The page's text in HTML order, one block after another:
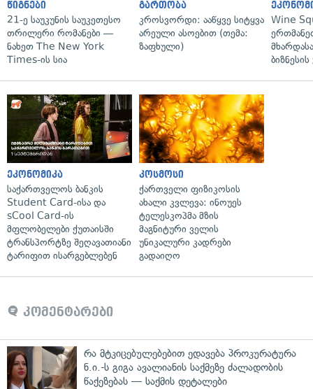
წიგნები
21-ე საუკუნის საუკეთესო
თრილერი რომანები —
ნახეთ The New York
Times-ის სია
გართობა
კროსვორდი: ააწყვე სიტყვა
არეული ასოებით (თემა:
ზაფხული)
Wine
ეკონომიკა
საქართველოს ბანკის
Student Card-ისა და
sCool Card-ის
მფლობელები ქუთაისში
ტრანსპორტზე შეღავათიანი
ტარიფით ისარგებლებენ
კოსმოსი
ქართველი ფიზიკოსის
ახალი კვლევა: ინოუეს
ტელესკოპმა მზის
მაგნიტური ველის
უნიკალური კადრები
გადაიღო
კომენტარები
რა მტკიცებულებებით ედავება პროკურატურა
ნ.ი.-ს გიგა ავალიანის საქმეზე ძალადობის
წაქეზებას — საქმის დეტალები